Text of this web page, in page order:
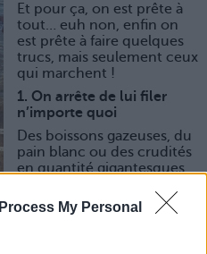
My Personal
Et pour ça, on est prête à
tout… euh non, enfin on
est prête à faire quelques
trucs, mais seulement ceux
qui marchent !
1. On arrête de lui filer
n’importe quoi
Des boissons gazeuses, du
pain blanc ou des crudités
en quantité gigantesques
Sinon après il est tout
biens avoir qu’on se